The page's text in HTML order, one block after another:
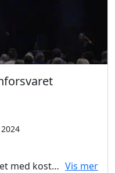
Margit Vea har i lang tid jobbet med kosthold og helse. Hun har skrevet flere bøker og artikler der hun ikke har vært redd for å snakke sin sak. I dette foredraget får vi innsikt i hvordan hvordan dagens moderne liv påvirker tarmfloraen negativt og hvordan vi kan bruke naturen til å skape en rikere tarmflora og et rikere liv. Vis mer